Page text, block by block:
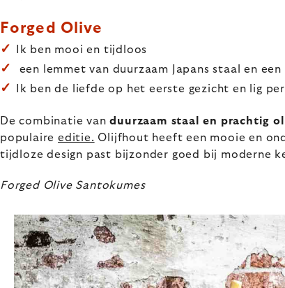
Forged Olive
✓ Ik ben mooi en tijdloos
✓ een lemmet van duurzaam Japans staal en
✓ Ik ben de liefde op het eerste gezicht en lig
De combinatie vanduurzaam staal en prachtig
populaireeditie. Olijfhout heeft een mooie en
tijdloze design past bijzonder goed bij moderne
Forged Olive Santokumes